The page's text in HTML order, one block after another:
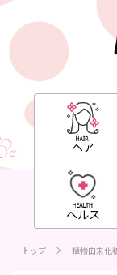
ヘア
ヘルス
トップ 植物由来化